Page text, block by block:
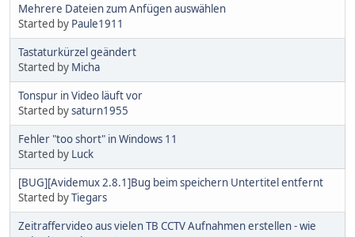
Mehrere Dateien zum Anfügen auswählen
Started by Paule1911
Tastaturkürzel geändert
Started by Micha
Tonspur in Video läuft vor
Started bysaturn1955
Fehler "too short" in Windows 11
Started by Luck
[BUG][Avidemux 2.8.1]Bug beim speichern Untertitel entfernt
Started byTiegars
Zeitraffervideo aus vielen TB CCTV Aufnahmen erstellen - wie